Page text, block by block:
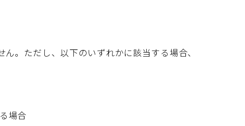
。ただし、以下のいずれかに該当する場合、
場合